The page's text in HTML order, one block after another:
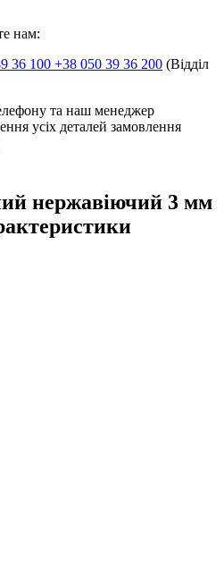
нам:
36 100 +38 050 39 36 200 (Відділ
та наш менеджер
усіх деталей замовлення
нержавіючий 3 мм